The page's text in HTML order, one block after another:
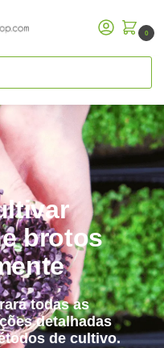
0
de cultivo
brotos
todas as
detalhadas
de cultivo.